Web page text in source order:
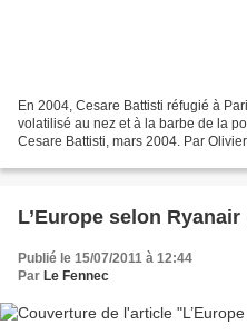
En 2004, Cesare Battisti réfugié à
volatilisé au nez et à la barbe de la
Cesare Battisti, mars 2004. Par
L’Europe selon Ryanair
Publié le 15/07/2011 à 12:44
Par Le Fennec